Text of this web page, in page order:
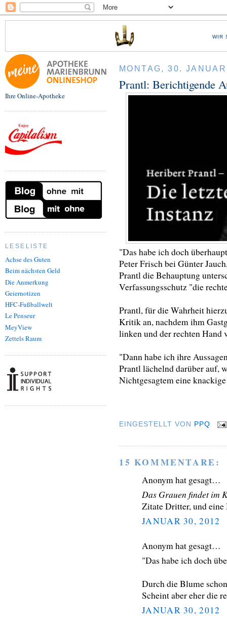
WIR
Ihre Online-Apotheke
LESELISTE
Achse des Guten
Beim nächsten Geld
Die Anmerkung
Geiernotizen
HFC-Fußballwelt
Le Penseur
MeyView
Zettels Raum
MONTAG, 30.
Prantl: Berichtigende
"Das habe ich doch
Peter Frisch bei Günter
Prantl die Behauptung
Verfassungsschutz "die
Prantl, für die Wahrheit
Kritik an, nachdem ihm
linken und der rechten Hand
"Dann habe ich ihre
Prantl lächelnd darüber auf,
Nichtgesagtem eine
EINGESTELLT VON PPQ
15 KOMMENTARE:
Anonym hat gesagt…
Das Grauen findet im
Zitate Dritter, und eine
JANUAR 30, 2012
Anonym hat gesagt…
"Das habe ich doch
Durch die Blume
Scheint aber eher die
JANUAR 30, 2012